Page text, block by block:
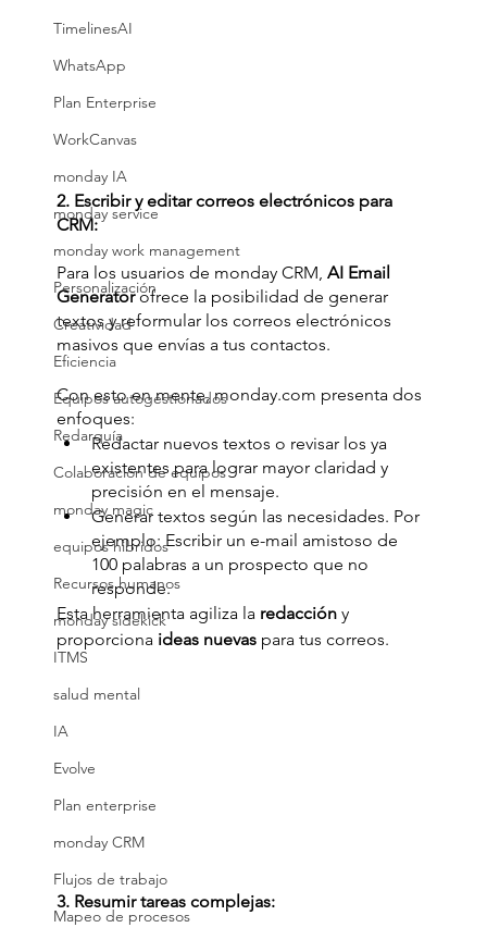
TimelinesAI
WhatsApp
Plan Enterprise
WorkCanvas
monday IA
monday service
monday work management
Personalización
Creatividad
Eficiencia
Equipos autogestionados
Redarquía
Colaboración de equipos
monday magic
equipos hibridos
Recursos humanos
monday sidekick
ITMS
salud mental
IA
Evolve
Plan enterprise
monday CRM
Flujos de trabajo
Mapeo de procesos
2. Escribir y editar correos electrónicos para
CRM:
Para los usuarios de monday CRM, AI Email
Generator ofrece la posibilidad de generar
textos y reformular los correos electrónicos
masivos que envías a tus contactos.
Con esto en mente, monday.com presenta dos
enfoques:
Redactar nuevos textos o revisar los ya
existentes para lograr mayor claridad y
precisión en el mensaje.
Generar textos según las necesidades. Por
ejemplo: Escribir un e-mail amistoso de
100 palabras a un prospecto que no
responde.
Esta herramienta agiliza la redacción y
proporciona ideas nuevas para tus correos.
3. Resumir tareas complejas: